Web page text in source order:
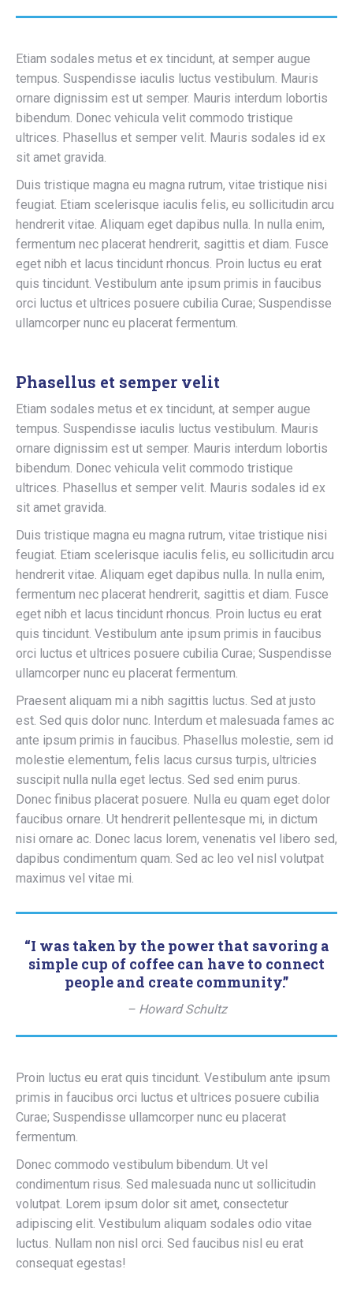
Etiam sodales metus et ex tincidunt, at semper augue
tempus. Suspendisse iaculis luctus vestibulum. Mauris
ornare dignissim est ut semper. Mauris interdum lobortis
bibendum. Donec vehicula velit commodo tristique
ultrices. Phasellus et semper velit. Mauris sodales id ex
sit amet gravida.
Duis tristique magna eu magna rutrum, vitae tristique nisi
feugiat. Etiam scelerisque iaculis felis, eu sollicitudin arcu
hendrerit vitae. Aliquam eget dapibus nulla. In nulla enim,
fermentum nec placerat hendrerit, sagittis et diam. Fusce
eget nibh et lacus tincidunt rhoncus. Proin luctus eu erat
quis tincidunt. Vestibulum ante ipsum primis in faucibus
orci luctus et ultrices posuere cubilia Curae; Suspendisse
ullamcorper nunc eu placerat fermentum.
Phasellus et semper velit
Etiam sodales metus et ex tincidunt, at semper augue
tempus. Suspendisse iaculis luctus vestibulum. Mauris
ornare dignissim est ut semper. Mauris interdum lobortis
bibendum. Donec vehicula velit commodo tristique
ultrices. Phasellus et semper velit. Mauris sodales id ex
sit amet gravida.
Duis tristique magna eu magna rutrum, vitae tristique nisi
feugiat. Etiam scelerisque iaculis felis, eu sollicitudin arcu
hendrerit vitae. Aliquam eget dapibus nulla. In nulla enim,
fermentum nec placerat hendrerit, sagittis et diam. Fusce
eget nibh et lacus tincidunt rhoncus. Proin luctus eu erat
quis tincidunt. Vestibulum ante ipsum primis in faucibus
orci luctus et ultrices posuere cubilia Curae; Suspendisse
ullamcorper nunc eu placerat fermentum.
Praesent aliquam mi a nibh sagittis luctus. Sed at justo
est. Sed quis dolor nunc. Interdum et malesuada fames ac
ante ipsum primis in faucibus. Phasellus molestie, sem id
molestie elementum, felis lacus cursus turpis, ultricies
suscipit nulla nulla eget lectus. Sed sed enim purus.
Donec finibus placerat posuere. Nulla eu quam eget dolor
faucibus ornare. Ut hendrerit pellentesque mi, in dictum
nisi ornare ac. Donec lacus lorem, venenatis vel libero sed,
dapibus condimentum quam. Sed ac leo vel nisl volutpat
maximus vel vitae mi.
“I was taken by the power that savoring a
simple cup of coffee can have to connect
people and create community.”
– Howard Schultz
Proin luctus eu erat quis tincidunt. Vestibulum ante ipsum
primis in faucibus orci luctus et ultrices posuere cubilia
Curae; Suspendisse ullamcorper nunc eu placerat
fermentum.
Donec commodo vestibulum bibendum. Ut vel
condimentum risus. Sed malesuada nunc ut sollicitudin
volutpat. Lorem ipsum dolor sit amet, consectetur
adipiscing elit. Vestibulum aliquam sodales odio vitae
luctus. Nullam non nisl orci. Sed faucibus nisl eu erat
consequat egestas!